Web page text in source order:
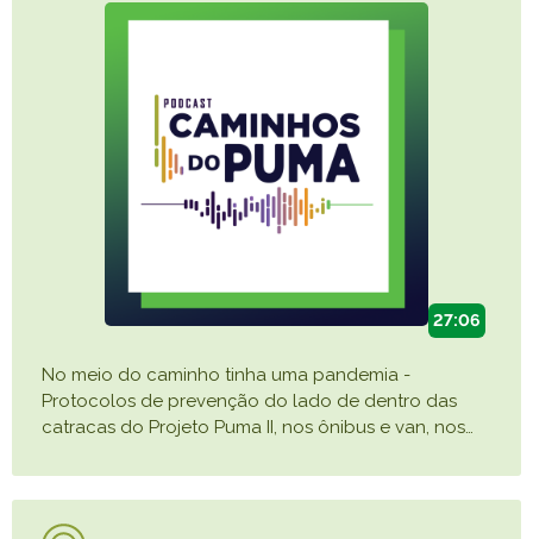
27:06
No meio do caminho tinha uma pandemia -
Protocolos de prevenção do lado de dentro das
catracas do Projeto Puma II, nos ônibus e van, nos…